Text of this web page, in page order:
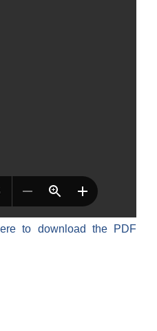
to download the PDF